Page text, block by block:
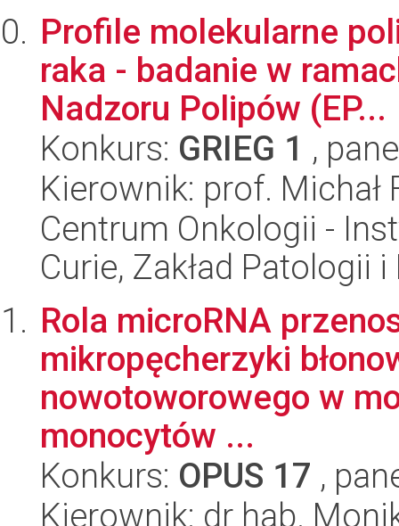
Profile molekularne
raka - badanie w
Nadzoru Polipów (EP...
Konkurs: GRIEG 1 ,
Kierownik: prof. Michał
Centrum Onkologii -
Curie, Zakład Patologii
Rola microRNA
mikropęcherzyki
nowotoworowego w
monocytów ...
Konkurs: OPUS 17 ,
Kierownik: dr hab.